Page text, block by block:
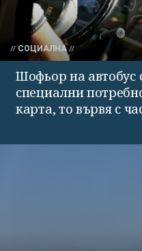
СОЦИАЛНА
Шофьор на автобус
специални
карта, то вървя с